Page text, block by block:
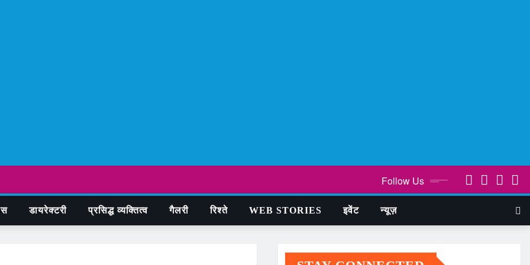
Follow Us
डायरेक्टरी प्रसिद्ध व्यक्तित्व गैलरी रिश्ते WEB STORIES इवेंट न्यूज़